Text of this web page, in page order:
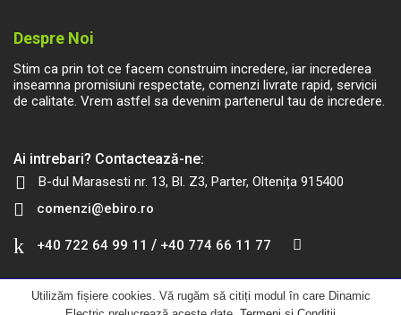
Utilizăm fișiere cookies. Vă rugăm să citiți modul în care Dinamic
Despre Noi
Stim ca prin tot ce facem construim incredere, iar increderea
inseamna promisiuni respectate, comenzi livrate rapid, servicii
de calitate. Vrem astfel sa devenim partenerul tau de incredere.
Ai intrebari? Contactează-ne:
B-dul Marasesti nr. 13, Bl. Z3, Parter, Oltenița 915400
comenzi@ebiro.ro
+40 722 64 99 11 / +40 774 66 11 77